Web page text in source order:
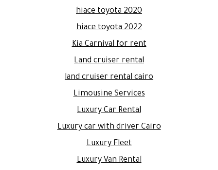
hiace toyota 2020
hiace toyota 2022
Kia Carnival for rent
Land cruiser rental
land cruiser rental cairo
Limousine Services
Luxury Car Rental
Luxury car with driver Cairo
Luxury Fleet
Luxury Van Rental